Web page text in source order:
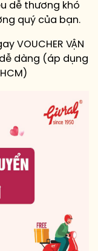
dễ thương khó
quý của bạn.
VOUCHER VẬN
dàng (áp dụng